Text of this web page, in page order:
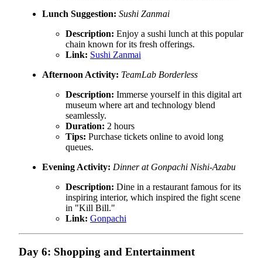
Lunch Suggestion: Sushi Zanmai
Description: Enjoy a sushi lunch at this popular
chain known for its fresh offerings.
Link: Sushi Zanmai
Afternoon Activity: TeamLab Borderless
Description: Immerse yourself in this digital art
museum where art and technology blend
seamlessly.
Duration: 2 hours
Tips: Purchase tickets online to avoid long
queues.
Evening Activity: Dinner at Gonpachi Nishi-Azabu
Description: Dine in a restaurant famous for its
inspiring interior, which inspired the fight scene
in "Kill Bill."
Link: Gonpachi
Day 6: Shopping and Entertainment